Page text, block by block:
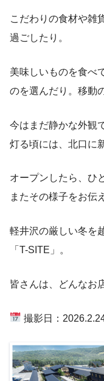
こだわりの食材や雑
過ごしたり。
美味しいものを食べ
のを選んだり。移動
今はまだ静かな外観
灯る頃には、北口に
オープンしたら、ひ
またその様子をお伝
軽井沢の厳しい冬を
「T-SITE」。
皆さんは、どんなお
撮影日：